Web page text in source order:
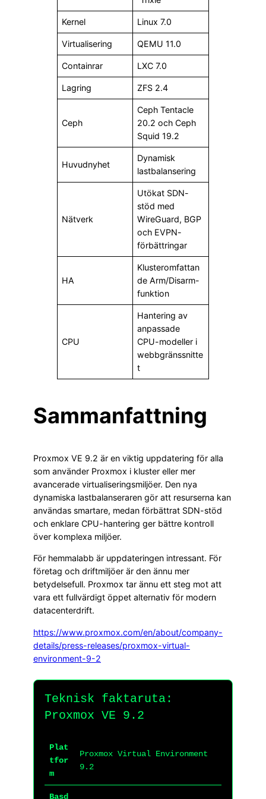
Kernel Linux 7.0
Virtualisering QEMU 11.0
Containrar LXC 7.0
Lagring ZFS 2.4
Ceph
Ceph Tentacle
20.2 och Ceph
Squid 19.2
Huvudnyhet
Dynamisk
lastbalansering
Nätverk
Utökat SDN-
stöd med
WireGuard, BGP
och EVPN-
förbättringar
HA
Klusteromfattan
de Arm/Disarm-
funktion
CPU
Hantering av
anpassade
CPU-modeller i
webbgränssnitte
t
Sammanfattning
Proxmox VE 9.2 är en viktig uppdatering för alla
som använder Proxmox i kluster eller mer
avancerade virtualiseringsmiljöer. Den nya
dynamiska lastbalanseraren gör att resurserna kan
användas smartare, medan förbättrat SDN-stöd
och enklare CPU-hantering ger bättre kontroll
över komplexa miljöer.
För hemmalabb är uppdateringen intressant. För
företag och driftmiljöer är den ännu mer
betydelsefull. Proxmox tar ännu ett steg mot att
vara ett fullvärdigt öppet alternativ för modern
datacenterdrift.
https://www.proxmox.com/en/about/company-
details/press-releases/proxmox-virtual-
environment-9-2
Teknisk faktaruta:
Proxmox VE 9.2
Plat
tfor
m
Proxmox Virtual Environment
9.2
Basd